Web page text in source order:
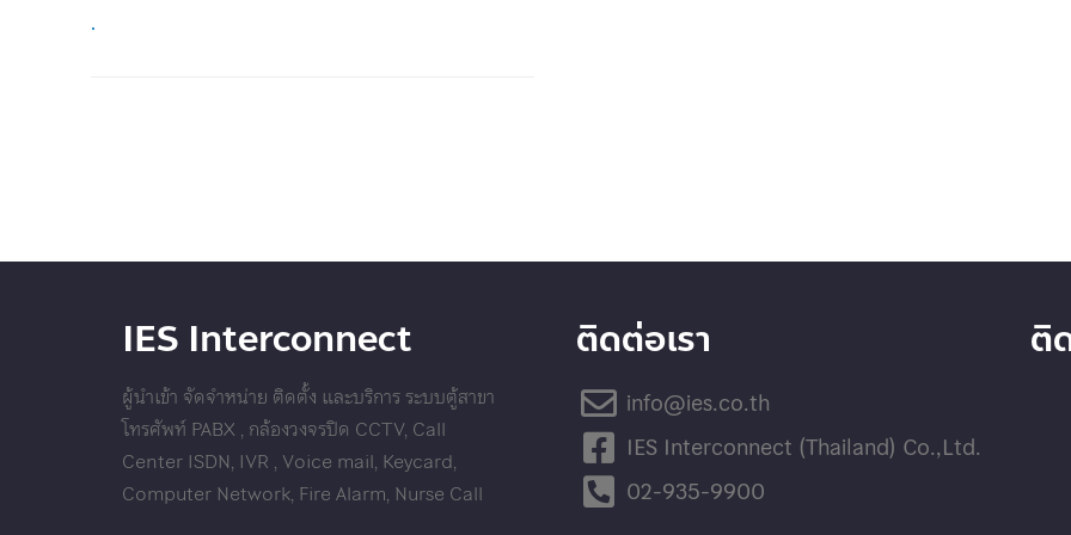
.
IES Interconnect
ผู้นำเข้า จัดจำหน่าย ติดตั้ง และบริการ ระบบตู้สาขา
โทรศัพท์ PABX , กล้องวงจรปิด CCTV, Call
Center ISDN, IVR , Voice mail, Keycard,
Computer Network, Fire Alarm, Nurse Call
ติดต่อเรา
info@ies.co.th
IES Interconnect (Thailand) Co.,Ltd.
02-935-9900
ติ